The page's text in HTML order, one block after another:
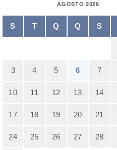
AGOSTO 2026
S T Q Q S
3 4 5 6 7
10 11 12 13 14
17 18 19 20 21
24 25 26 27 28